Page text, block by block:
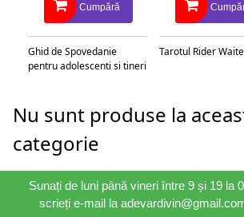
Cumpără
Ghid de Spovedanie
pentru adolescenti si tineri
Tarotul Rider Waite
Nu sunt produse la
categorie
Sunați de luni până vineri între 9 și 19 la
scrieți e-mail la